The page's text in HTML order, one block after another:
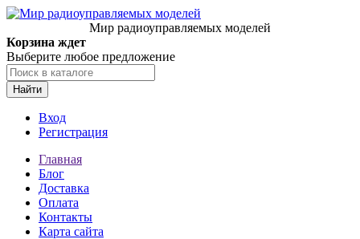
Мир радиоуправляемых моделей
Корзина ждет
Выберите любое предложение
Найти
Вход
Регистрация
Главная
Блог
Доставка
Оплата
Контакты
Карта сайта